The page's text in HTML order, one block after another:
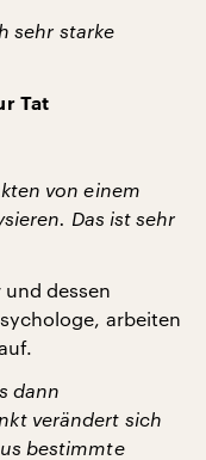
sehr starke
Tat
von einem
Das ist sehr
dessen
arbeiten
dann
verändert sich
bestimmte